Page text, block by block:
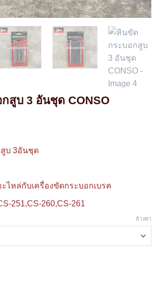
สูบ 3 อันชุด CONSO
บ 3อันชุด
ไหล่กับเครื่องขัดกระบอกเบรค
251,CS-260,CS-261
ล้างค่า